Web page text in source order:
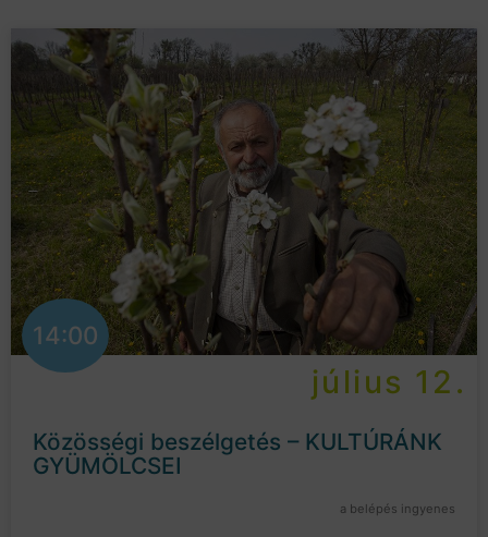
14:00
július 12.
Közösségi beszélgetés – KULTÚRÁNK
GYÜMÖLCSEI
a belépés ingyenes